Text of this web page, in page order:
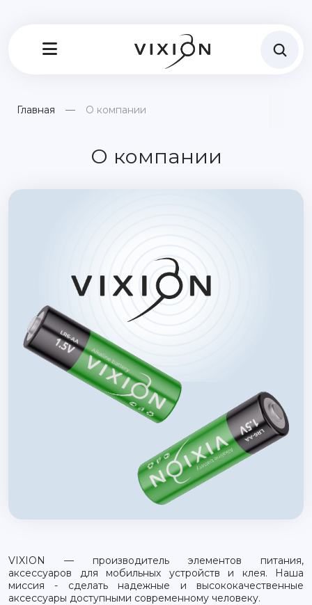
Главная О компании
О компании
VIXION — производитель элементов питания,
аксессуаров для мобильных устройств и клея. Наша
миссия - сделать надежные и высококачественные
аксессуары доступными современному человеку.